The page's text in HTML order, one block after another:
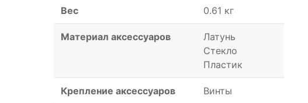
Вес 0.61 кг
Материал аксессуаров
Латунь
Стекло
Пластик
Крепление аксессуаров Винты